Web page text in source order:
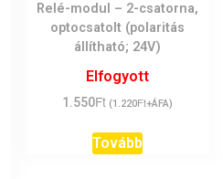
Relé-modul – 2-csatorna,
optocsatolt (polaritás
állítható; 24V)
Elfogyott
1.550Ft (1.220Ft+ÁFA)
Tovább